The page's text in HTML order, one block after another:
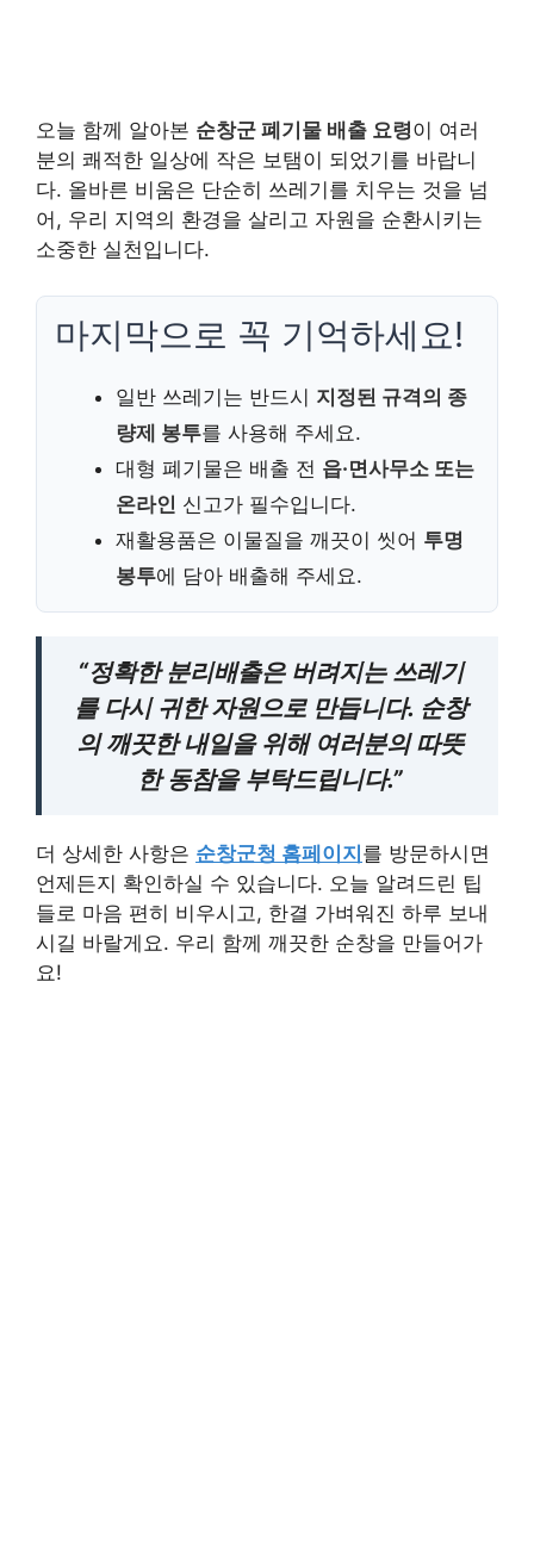
오늘 함께 알아본 순창군 폐기물 배출 요령이 여러
분의 쾌적한 일상에 작은 보탬이 되었기를 바랍니
다. 올바른 비움은 단순히 쓰레기를 치우는 것을 넘
어, 우리 지역의 환경을 살리고 자원을 순환시키는
소중한 실천입니다.
마지막으로 꼭 기억하세요!
일반 쓰레기는 반드시 지정된 규격의 종
량제 봉투를 사용해 주세요.
대형 폐기물은 배출 전 읍·면사무소 또는
온라인 신고가 필수입니다.
재활용품은 이물질을 깨끗이 씻어 투명
봉투에 담아 배출해 주세요.
“정확한 분리배출은 버려지는 쓰레기
를 다시 귀한 자원으로 만듭니다. 순창
의 깨끗한 내일을 위해 여러분의 따뜻
한 동참을 부탁드립니다.”
더 상세한 사항은 순창군청 홈페이지를 방문하시면
언제든지 확인하실 수 있습니다. 오늘 알려드린 팁
들로 마음 편히 비우시고, 한결 가벼워진 하루 보내
시길 바랄게요. 우리 함께 깨끗한 순창을 만들어가
요!